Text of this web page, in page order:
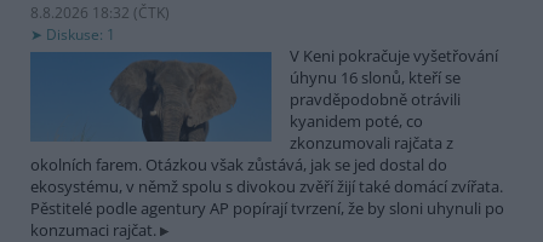
8.8.2026 18:32 (ČTK)
Diskuse: 1
V Keni pokračuje vyšetřování
úhynu 16 slonů, kteří se
pravděpodobně otrávili
kyanidem poté, co
zkonzumovali rajčata z
okolních farem. Otázkou však zůstává, jak se jed dostal do
ekosystému, v němž spolu s divokou zvěří žijí také domácí zvířata.
Pěstitelé podle agentury AP popírají tvrzení, že by sloni uhynuli po
konzumaci rajčat.